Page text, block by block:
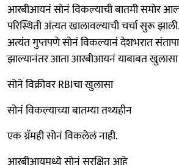
आरबीआयनं सोनं विकल्याची बातमी समोर
परिस्थिती अंत्यत खालावल्याची चर्चा सुरू
अत्यंत गुप्तपणे सोनं विकल्यानं देशभरात
झाल्यानंतर आता आरबीआयनं याबाबत
सोने विक्रीवर RBIचा खुलासा
सोनं विकल्याच्या बातम्या तथ्यहीन
एक ग्रॅमही सोनं विकलेलं नाही.